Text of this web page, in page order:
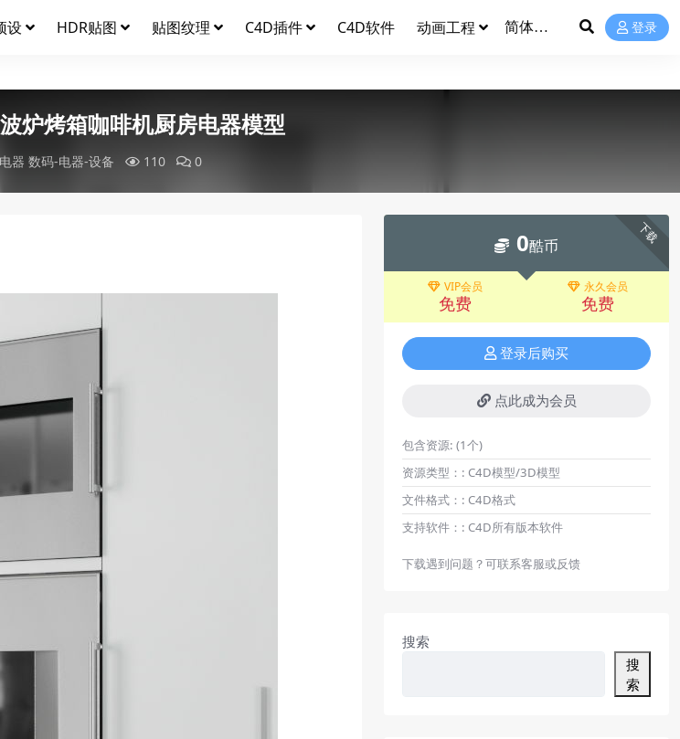
设 HDR贴图 贴图纹理 C4D插件 C4D软件 动画工程 登录
炉烤箱咖啡机厨房电器模型
器 数码-电器-设备 110 0
下载
0酷币
VIP会员
免费
永久会员
免费
登录后购买
点此成为会员
包含资源: (1个)
资源类型：: C4D模型/3D模型
文件格式：: C4D格式
支持软件：: C4D所有版本软件
下载遇到问题？可联系客服或反馈
搜索
搜
索